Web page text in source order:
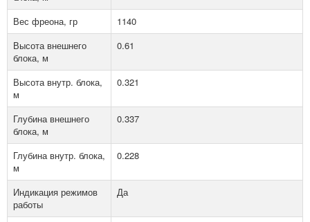
Вес фреона, гр
1140
Высота внешнего
блока, м
0.61
Высота внутр. блока,
м
0.321
Глубина внешнего
блока, м
0.337
Глубина внутр. блока,
м
0.228
Индикация режимов
работы
Да